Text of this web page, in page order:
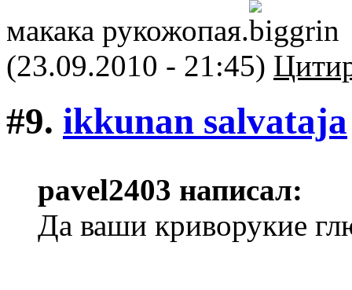
макака рукожопая.
(23.09.2010 - 21:45)
#9. ikkunan salvataja
pavel2403 написал:
Да ваши криворукие